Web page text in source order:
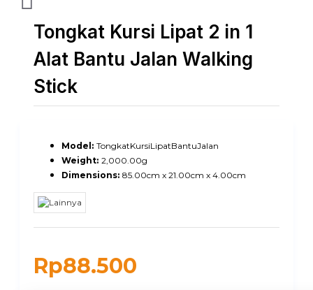
Tongkat Kursi Lipat 2 in 1
Alat Bantu Jalan Walking
Stick
Rp88.500
Model: TongkatKursiLipatBantuJalan
Weight: 2,000.00g
Dimensions: 85.00cm x 21.00cm x 4.00cm